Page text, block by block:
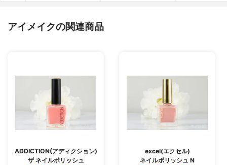
アイメイクの関連商品
ADDICTION(アディクション)
ザ ネイルポリッシュ
excel(エクセル)
ネイルポリッシュ N